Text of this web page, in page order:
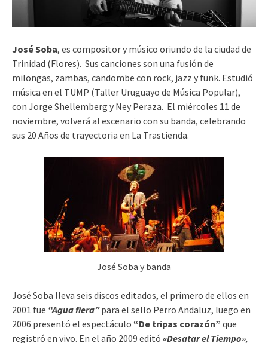
José Soba, es compositor y músico oriundo de la ciudad de
Trinidad (Flores). Sus canciones son una fusión de
milongas, zambas, candombe con rock, jazz y funk. Estudió
música en el TUMP (Taller Uruguayo de Música Popular),
con Jorge Shellemberg y Ney Peraza. El miércoles 11 de
noviembre, volverá al escenario con su banda, celebrando
sus 20 Años de trayectoria en La Trastienda.
José Soba y banda
José Soba lleva seis discos editados, el primero de ellos en
2001 fue “Agua fiera”para el sello Perro Andaluz, luego en
2006 presentó el espectáculo “De tripas corazón” que
registró en vivo. En el año 2009 editó «Desatar el Tiempo»,